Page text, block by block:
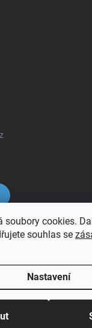
soubory cookies.
souhlas se
Nastavení
. Všechna práva
cookies